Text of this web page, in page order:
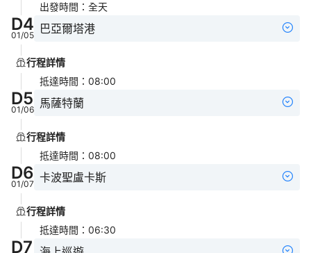
出發時間 ： 全天
D4
01/05 巴亞爾塔港
行程詳情
抵達時間 ： 08:00
D5
01/06 馬薩特蘭
行程詳情
抵達時間 ： 08:00
D6
01/07 卡波聖盧卡斯
行程詳情
抵達時間 ： 06:30
D7